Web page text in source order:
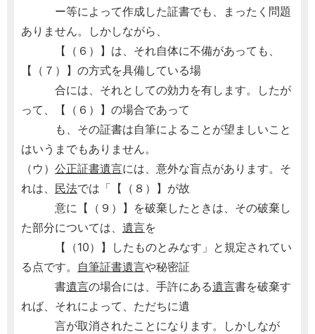
ー等によって作成した証書でも、まったく問題
ありません。しかしながら、
【（６）】は、それ自体に不備があっても、
【（７）】の方式を具備している場
合には、それとしての効力を有します。したが
って、【（６）】の場合であって
も、その証書は自筆によることが望ましいこと
はいうまでもありません。
（ウ） 公正証書遺言には、意外な盲点があります。そ
れは、 民法では「【（８）】が故
意に【（９）】を破棄したときは、その破棄し
た部分については、 遺言を
【（10）】したものとみなす」と規定されてい
る点です。 自筆証書遺言や秘密証
書遺言の場合には、手許にある遺言書を破棄す
れば、それによって、ただちに遺
言が取消されたことになります。しかしなが